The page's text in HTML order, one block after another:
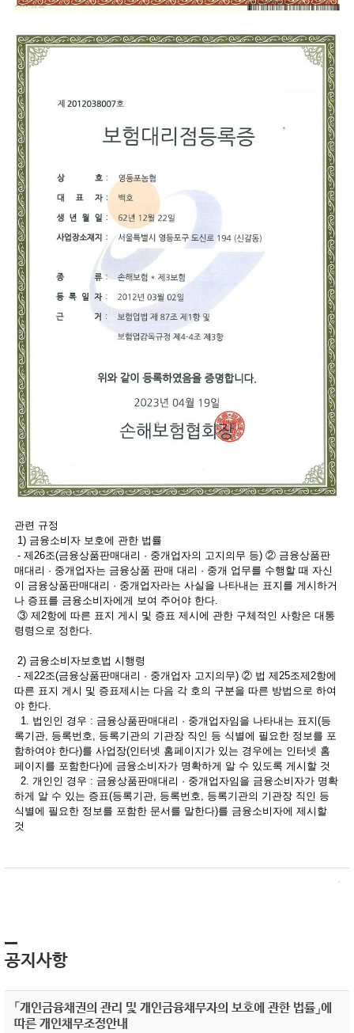
관련 규정
1) 금융소비자 보호에 관한 법률
- 제26조(금융상품판매대리 · 중개업자의 고지의무 등) ② 금융상품판
매대리 · 중개업자는 금융상품 판매 대리 · 중개 업무를 수행할 때 자신
이 금융상품판매대리 · 중개업자라는 사실을 나타내는 표지를 게시하거
나 증표를 금융소비자에게 보여 주어야 한다.
③ 제2항에 따른 표지 게시 및 증표 제시에 관한 구체적인 사항은 대통
령령으로 정한다.
2) 금융소비자보호법 시행령
- 제22조(금융상품판매대리 · 중개업자 고지의무) ② 법 제25조제2항에
따른 표지 게시 및 증표제시는 다음 각 호의 구분을 따른 방법으로 하여
야 한다.
1. 법인인 경우 : 금융상품판매대리 · 중개업자임을 나타내는 표지(등
록기관, 등록번호, 등록기관의 기관장 직인 등 식별에 필요한 정보를 포
함하여야 한다)를 사업장(인터넷 홈페이지가 있는 경우에는 인터넷 홈
페이지를 포함한다)에 금융소비자가 명확하게 알 수 있도록 게시할 것
2. 개인인 경우 : 금융상품판매대리 · 중개업자임을 금융소비자가 명확
하게 알 수 있는 증표(등록기관, 등록번호, 등록기관의 기관장 직인 등
식별에 필요한 정보를 포함한 문서를 말한다)를 금융소비자에 제시할
것
공지사항
「개인금융채권의 관리 및 개인금융채무자의 보호에 관한 법률」에
따른 개인채무조정안내